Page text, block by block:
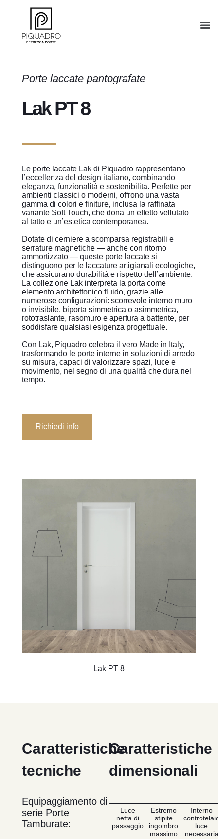
Lak PT 8
Porte laccate pantografate
Lak PT 8
Le porte laccate Lak di Piquadro rappresentano
l’eccellenza del design italiano, combinando
eleganza, funzionalità e sostenibilità. Perfette per
ambienti classici o moderni, offrono una vasta
gamma di colori e finiture, inclusa la raffinata
variante Soft Touch, che dona un effetto vellutato
al tatto e un’estetica contemporanea.
Dotate di cerniere a scomparsa registrabili e
serrature magnetiche — anche con ritorno
ammortizzato — queste porte laccate si
distinguono per le laccature artigianali ecologiche,
che assicurano durabilità e rispetto dell’ambiente.
La collezione Lak interpreta la porta come
elemento architettonico fluido, grazie alle
numerose configurazioni: scorrevole interno muro
o invisibile, biporta simmetrica o asimmetrica,
rototraslante, rasomuro e apertura a battente, per
soddisfare qualsiasi esigenza progettuale.
Con Lak, Piquadro celebra il vero Made in Italy,
trasformando le porte interne in soluzioni di arredo
su misura, capaci di valorizzare spazi, luce e
movimento, nel segno di una qualità che dura nel
tempo.
Richiedi info
Caratteristiche
dimensionali
Luce
netta di
passaggio
Estremo
stipite
ingombro
massimo
Interno
luce
necessaria
Caratteristiche
tecniche
Equipaggiamento di
serie Porte
Tamburate: